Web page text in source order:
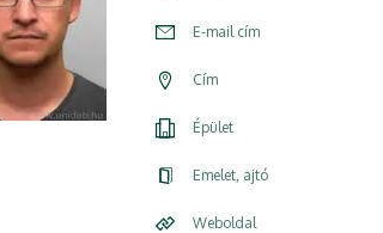
E-mail cím
Cím
Épület
Emelet, ajtó
Weboldal